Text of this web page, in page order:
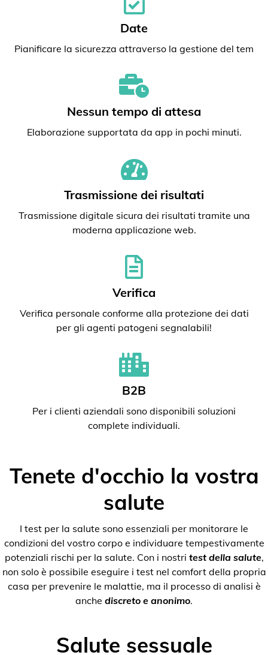
Date
Pianificare la sicurezza attraverso la gestione del tem
Nessun tempo di attesa
Elaborazione supportata da app in pochi minuti.
Trasmissione dei risultati
Trasmissione digitale sicura dei risultati tramite una
moderna applicazione web.
Verifica
Verifica personale conforme alla protezione dei dati
per gli agenti patogeni segnalabili!
B2B
Per i clienti aziendali sono disponibili soluzioni
complete individuali.
Tenete d'occhio la vostra
salute
I test per la salute sono essenziali per monitorare le
condizioni del vostro corpo e individuare tempestivamente
potenziali rischi per la salute. Con i nostri test della salute,
non solo è possibile eseguire i test nel comfort della propria
casa per prevenire le malattie, ma il processo di analisi è
anche discreto e anonimo.
Salute sessuale